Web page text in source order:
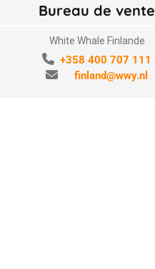
Bureau de vente
White Whale Finlande
+358 400 707 111
finland@wwy.nl